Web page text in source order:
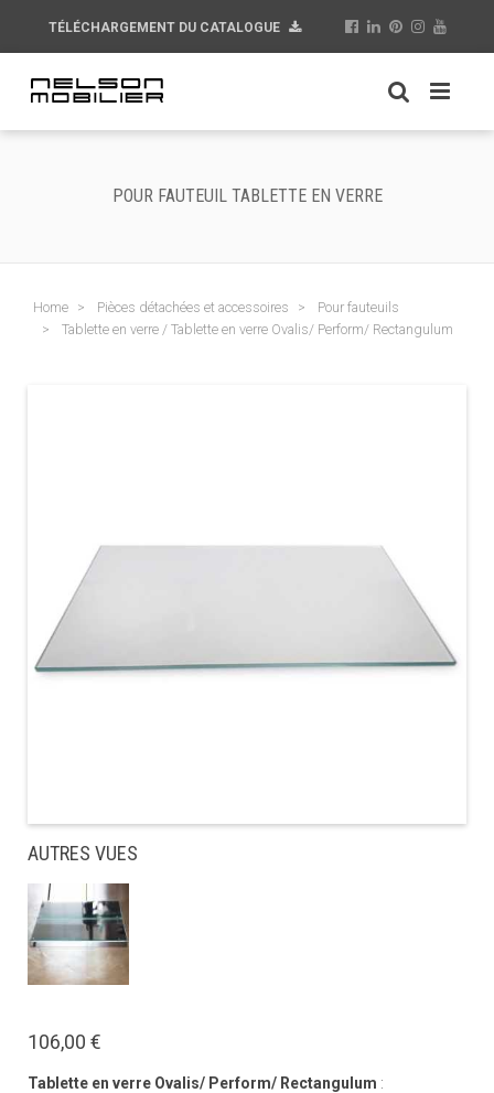
TÉLÉCHARGEMENT DU CATALOGUE
POUR FAUTEUIL TABLETTE EN VERRE
Home Pièces détachées et accessoires
Pour fauteuils
Tablette en verre / Tablette en verre Ovalis/ Perform/ Rectangulum
AUTRES VUES
106,00 €
Tablette en verre Ovalis/ Perform/ Rectangulum :